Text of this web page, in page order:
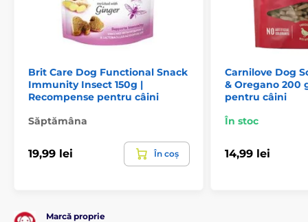
Compoziție:
origine vegetală, lignoceluloză, clorură de sodiu.
Antioxidanți naturali: extract de rozmarin și extracte de
tocoferol din uleiuri vegetale (1b306(i)).
Constituenți analitici:
proteină brută 31%, grăsimi brute 27%, umiditate 18%,
Brit Care Dog Functional Snack
Immunity Insect 150g |
Recompense pentru câini
Săptămâna
19,99 lei În coș
Carnilove Dog
& Oregano 200
pentru câini
În stoc
14,99 lei
Marcă proprie